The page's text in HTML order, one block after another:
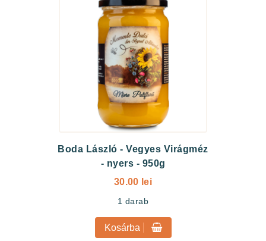
Boda László -Vegyes Virágméz
- nyers - 950g
30.00 lei
1 darab
Kosárba